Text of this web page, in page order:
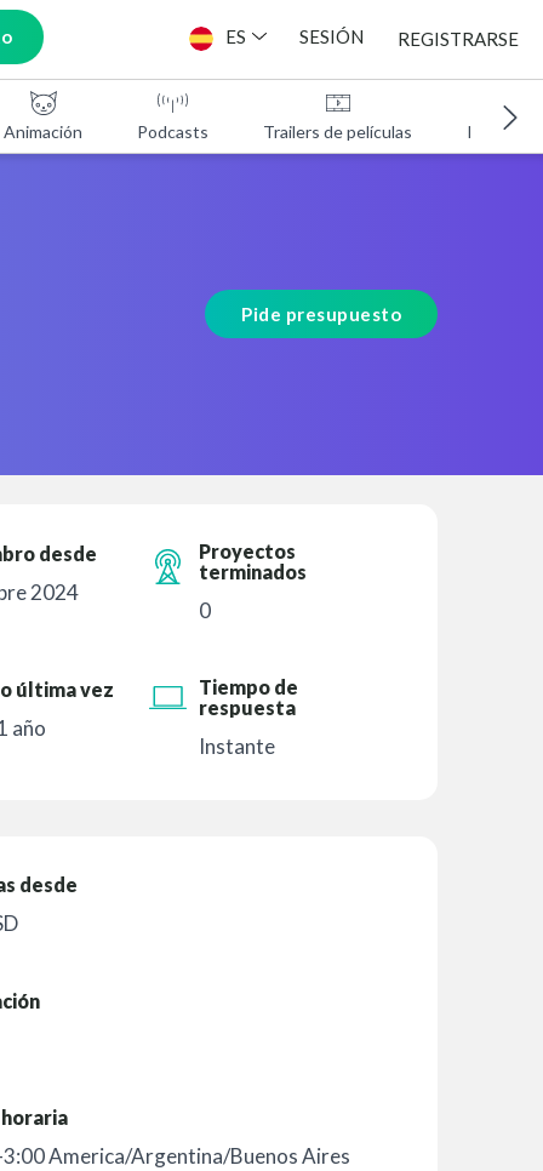
ES SESIÓN REGISTRARSE
Animación Podcasts Trailers de películas
Pide presupuesto
desde
2024
Proyectos
terminados
0
última vez
año
Tiempo de
respuesta
Instante
desde
3:00 America/Argentina/Buenos Aires